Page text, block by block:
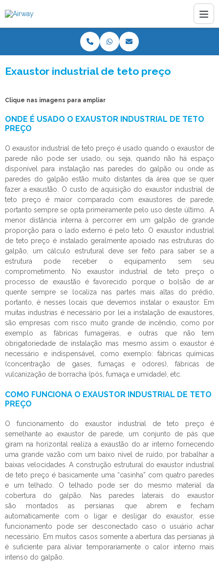
Exaustor industrial de teto preço
Clique nas imagens para ampliar
ONDE É USADO O EXAUSTOR INDUSTRIAL DE TETO
PREÇO
O exaustor industrial de teto preço é usado quando o exaustor de
parede não pode ser usado, ou seja, quando não há espaço
disponível para instalação nas paredes do galpão ou onde as
paredes do galpão estão muito distantes da área que se quer
fazer a exaustão. O custo de aquisição do exaustor industrial de
teto preço é maior comparado com exaustores de parede,
portanto sempre se opta primeiramente pelo uso deste último. A
menor distância interna à percorrer em um galpão de grande
proporção para o lado externo é pelo teto. O exaustor industrial
de teto preço é instalado geralmente apoiado nas estruturas do
galpão, um cálculo estrutural deve ser feito para saber se a
estrutura pode receber o equipamento sem seu
comprometimento. No exaustor industrial de teto preço o
processo de exaustão é favorecido porque o bolsão de ar
quente sempre se localiza nas partes mais altas do prédio,
portanto, é nesses locais que devemos instalar o exaustor. Em
muitas industrias é necessário por lei a instalação de exaustores,
são empresas com risco muito grande de incêndio, como por
exemplo as fábricas fumageiras, e outras que não tem
obrigatoriedade de instalação mas mesmo assim o exaustor é
necessário e indispensável, como exemplo: fábricas químicas
(concentração de gases, fumaças e odores), fábricas de
vulcanização de borracha (pós, fumaça e umidade), etc.
COMO FUNCIONA O EXAUSTOR INDUSTRIAL DE TETO
PREÇO
O funcionamento do exaustor industrial de teto preço é
semelhante ao exaustor de parede, um conjunto de pás que
giram na horizontal realiza a exaustão do ar interno fornecendo
uma grande vazão com um baixo nível de ruído, por trabalhar a
baixas velocidades. A construção estrutural doexaustor industrial
de teto preço é basicamente uma “casinha” com quatro paredes
e um telhado. O telhado pode ser do mesmo material da
cobertura do galpão. Nas paredes laterais do exaustor
são montados as persianas que abrem e fecham
automaticamente com o ligar e desligar do exaustor, esse
funcionamento pode ser desconectado caso o usuário achar
necessário. Em muitos casos somente a abertura das persianas já
é suficiente para aliviar temporariamente o calor interno mais
intenso do galpão.